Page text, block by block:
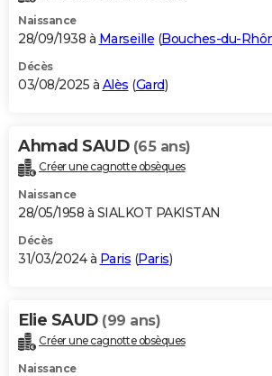
Dictionnaire
Biographies
Citations
Expressions
Proverbes
PROGRAMME TV
S'inscrire
Se connecter
Lycées
Collèges
Primaires
Universités
Entreprises
Service militaire
Avis de recherche
AVIS DE DÉCÈS
Bricolage
Lifestyle
Culture
Sport
Auto
Television
Voyage
Cinema
Naissance
28/09/1938 à Marseille (Bouches-du-
Décès
03/08/2025 à Alès (Gard)
Ahmad SAUD (65 ans)
Créer une cagnotte obsèques
Naissance
28/05/1958 à SIALKOT PAKISTAN
Décès
31/03/2024 à Paris (Paris)
Elie SAUD (99 ans)
Créer une cagnotte obsèques
Naissance